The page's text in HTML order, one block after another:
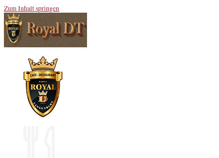
Zum Inhalt springen